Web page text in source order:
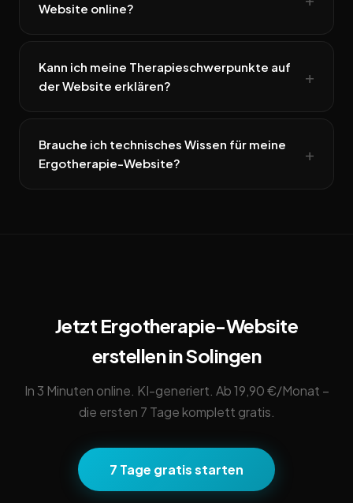
Website online?
Kann ich meine Therapieschwerpunkte auf
der Website erklären?
Brauche ich technisches Wissen für meine
Ergotherapie-Website?
Jetzt Ergotherapie-Website
erstellen in Solingen
In 3 Minuten online. KI-generiert. Ab 19,90 €/Monat –
die ersten 7 Tage komplett gratis.
7 Tage gratis starten